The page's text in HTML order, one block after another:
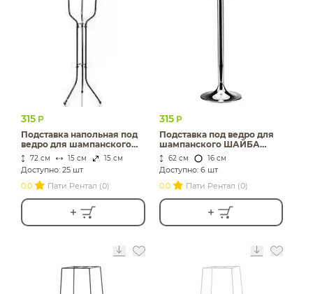
315 Р
Подставка напольная под
ведро для шампанского
ТРИНОГ H55см металл
72 см 15 см 15 см
Доступно: 25 шт
0.0
Пати Рентал (0)
315 Р
Подставка под ведро для
шампанского ШАЙБА
H61см металл
62 см 16 см
Доступно: 6 шт
0.0
Пати Рентал (0)